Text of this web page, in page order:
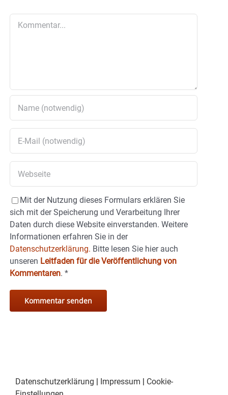
Mit der Nutzung dieses Formulars erklären Sie
sich mit der Speicherung und Verarbeitung Ihrer
Daten durch diese Website einverstanden. Weitere
Informationen erfahren Sie in der
Datenschutzerklärung. Bitte lesen Sie hier auch
unseren Leitfaden für die Veröffentlichung von
Kommentaren. *
Datenschutzerklärung Impressum
Cookie-